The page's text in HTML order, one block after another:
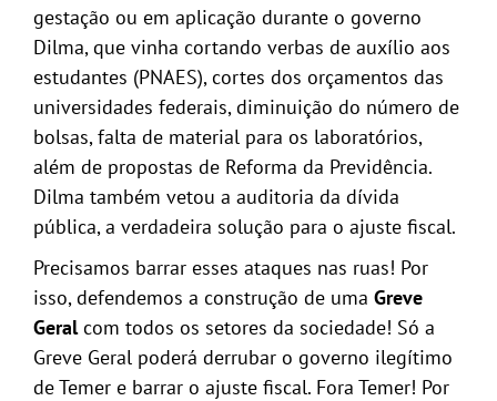
gestação ou em aplicação durante o governo
Dilma, que vinha cortando verbas de auxílio aos
estudantes (PNAES), cortes dos orçamentos das
universidades federais, diminuição do número de
bolsas, falta de material para os laboratórios,
além de propostas de Reforma da Previdência.
Dilma também vetou a auditoria da dívida
pública, a verdadeira solução para o ajuste fiscal.
Precisamos barrar esses ataques nas ruas! Por
isso, defendemos a construção de uma Greve
Geralcom todos os setores da sociedade! Só a
Greve Geral poderá derrubar o governo ilegítimo
de Temer e barrar o ajuste fiscal. Fora Temer! Por